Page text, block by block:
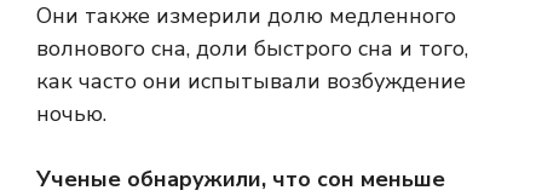
Они также измерили долю медленного
волнового сна, доли быстрого сна и того,
как часто они испытывали возбуждение
ночью.
Ученые обнаружили, что сон меньше